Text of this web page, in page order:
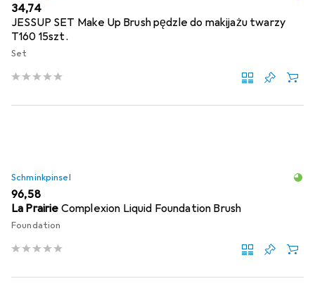
EUR
34,74
JESSUP SET Make Up Brush pędzle do makijażu twarzy
T160 15szt.
Set
Schminkpinsel
EUR
96,58
La Prairie Complexion Liquid Foundation Brush
Foundation